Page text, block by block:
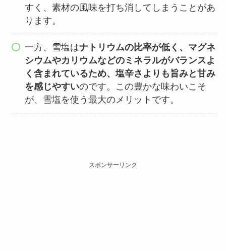
すく、素材の風味を打ち消してしまうことがあ
ります。
一方、雪塩はナトリウムの比率が低く、マグネ
シウムやカリウムなどのミネラルがバランスよ
く含まれているため、塩辛さよりも旨みと甘み
を感じやすいのです。この豊かな味わいこそ
が、雪塩を使う最大のメリットです。
スポンサーリンク